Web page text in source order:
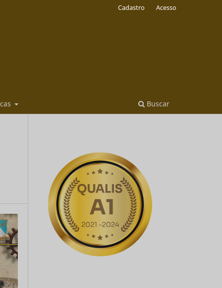
Buscar
Cadastro Acesso